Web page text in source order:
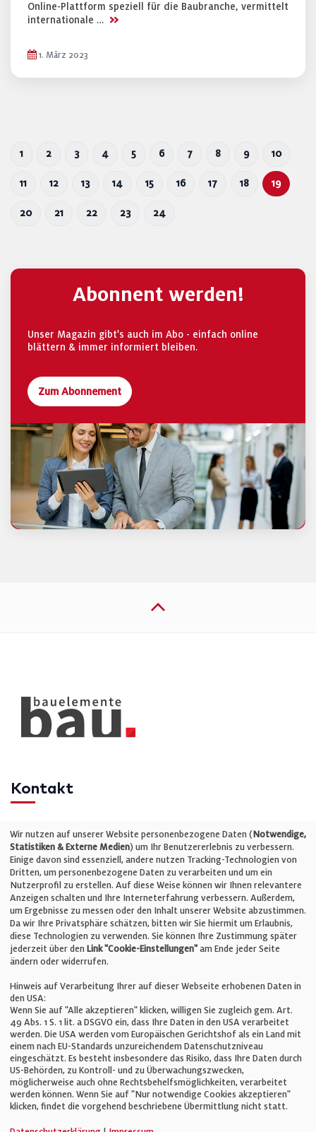
Online-Plattform speziell für die Baubranche, vermittelt
internationale … >>
1. März 2023
1 2 3 4 5 6 7 8 9 10
11 12 13 14 15 16 17 18 19
20 21 22 23 24
Abonnent werden!
Unser Magazin gibt's auch im Abo - einfach online
blättern & immer informiert bleiben.
Zum Abonnement
Kontakt
Telefon: +49 (0)711 2585563-0
E-Mail:info@bauelemente-bau.eu
Unternehmen
Impressum
Cookie-Einstellungen
AGB
© Verlag für Fachpublizistik GmbH
Wir nutzen auf unserer Website personenbezogene Daten (Notwendige,
Statistiken & Externe Medien) um Ihr Benutzererlebnis zu verbessern.
Einige davon sind essenziell, andere nutzen Tracking-Technologien von
Dritten, um personenbezogene Daten zu verarbeiten und um ein
Nutzerprofil zu erstellen. Auf diese Weise können wir Ihnen relevantere
Anzeigen schalten und Ihre Interneterfahrung verbessern. Außerdem,
um Ergebnisse zu messen oder den Inhalt unserer Website abzustimmen.
Da wir Ihre Privatsphäre schätzen, bitten wir Sie hiermit um Erlaubnis,
diese Technologien zu verwenden. Sie können Ihre Zustimmung später
jederzeit über den Link "Cookie-Einstellungen" am Ende jeder Seite
ändern oder widerrufen.
Hinweis auf Verarbeitung Ihrer auf dieser Webseite erhobenen Daten in
den USA:
Wenn Sie auf "Alle akzeptieren" klicken, willigen Sie zugleich gem. Art.
49 Abs. 1 S. 1 lit. a DSGVO ein, dass Ihre Daten in den USA verarbeitet
werden. Die USA werden vom Europäischen Gerichtshof als ein Land mit
einem nach EU-Standards unzureichendem Datenschutzniveau
eingeschätzt. Es besteht insbesondere das Risiko, dass Ihre Daten durch
US-Behörden, zu Kontroll- und zu Überwachungszwecken,
möglicherweise auch ohne Rechtsbehelfsmöglichkeiten, verarbeitet
werden können. Wenn Sie auf "Nur notwendige Cookies akzeptieren"
klicken, findet die vorgehend beschriebene Übermittlung nicht statt.